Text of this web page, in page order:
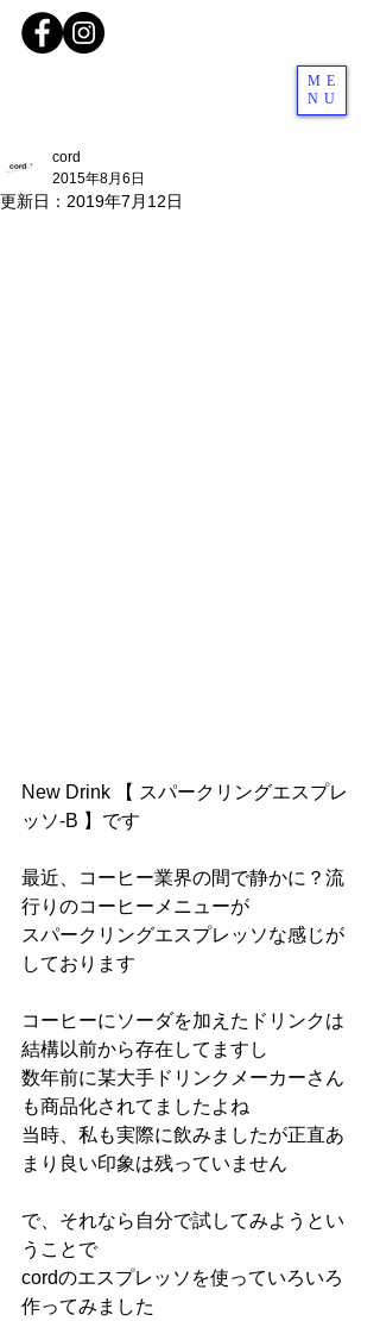
ME
NU
cord
2015年8月6日
更新日： 2019年7月12日
New Drink 【 スパークリングエスプレ
ッソ-B 】です
最近、コーヒー業界の間で静かに？流
行りのコーヒーメニューが
スパークリングエスプレッソな感じが
しております
コーヒーにソーダを加えたドリンクは
結構以前から存在してますし
数年前に某大手ドリンクメーカーさん
も商品化されてましたよね
当時、私も実際に飲みましたが正直あ
まり良い印象は残っていません
で、それなら自分で試してみようとい
うことで
cordのエスプレッソを使っていろいろ
作ってみました